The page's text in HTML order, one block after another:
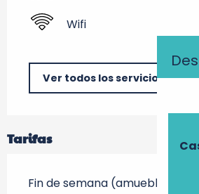
Wifi
Ver todos los servicios
Tarifas
Fin de semana (amueblado)